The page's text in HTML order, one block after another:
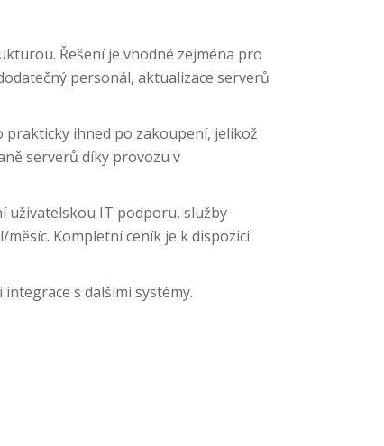
Řešení je vhodné zejména pro
personál, aktualizace serverů
ihned po zakoupení, jelikož
serverů díky provozu v
uživatelskou IT podporu, služby
Kompletní ceník je k dispozici
s dalšími systémy.